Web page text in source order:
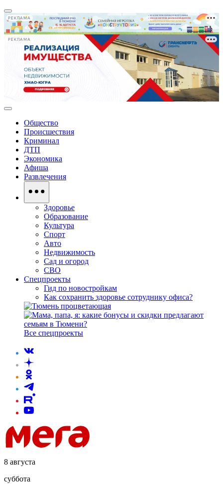
РЕКЛАМА
РЕКЛАМА
Общество
Происшествия
Криминал
ДТП
Экономика
Афиша
Развлечения
Здоровье
Образование
Культура
Спорт
Авто
Недвижимость
Сад и огород
СВО
Спецпроекты
Гид по новостройкам
Как сохранить здоровье сотруднику офиса?
Все спецпроекты
8 августа
суббота